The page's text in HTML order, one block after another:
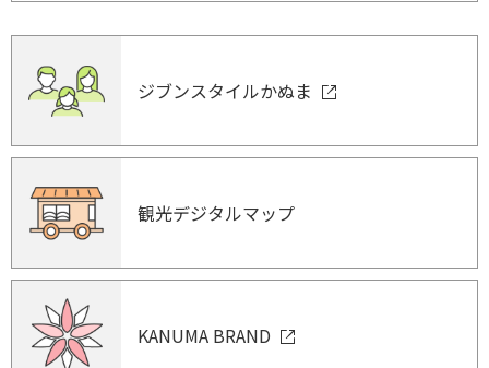
ジブンスタイルかぬま
観光デジタルマップ
KANUMA BRAND